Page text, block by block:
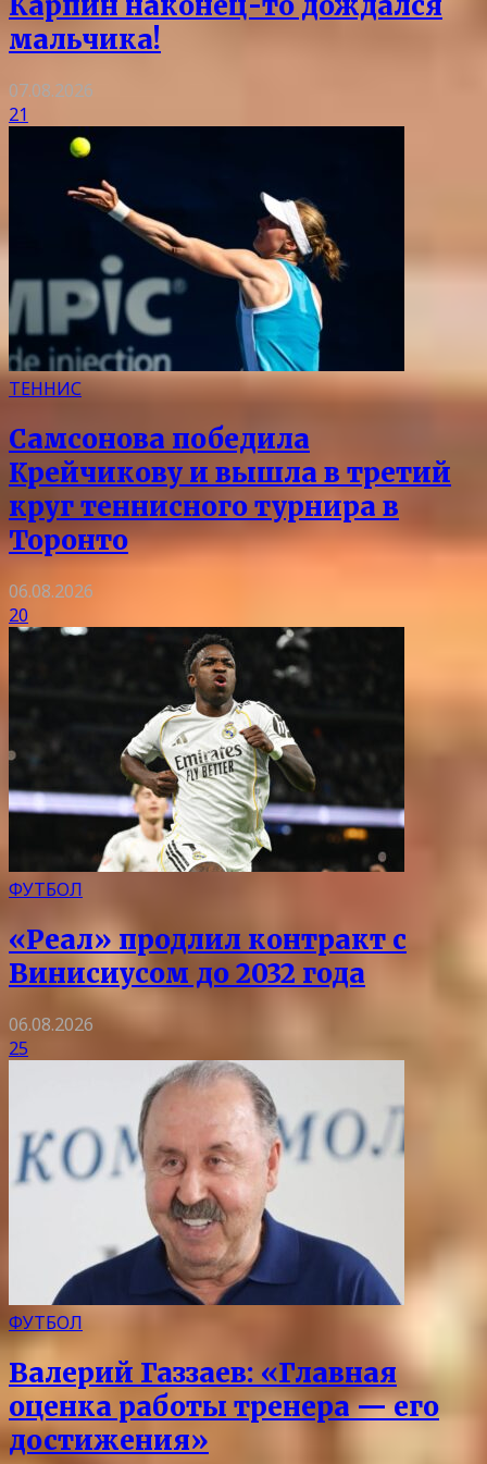
мальчика!
07.08.2026
21
ТЕННИС
Самсонова победила
Крейчикову и вышла в третий
круг теннисного турнира в
Торонто
06.08.2026
20
ФУТБОЛ
«Реал» продлил контракт с
Винисиусом до 2032 года
06.08.2026
25
ФУТБОЛ
Валерий Газзаев: «Главная
оценка работы тренера — его
достижения»